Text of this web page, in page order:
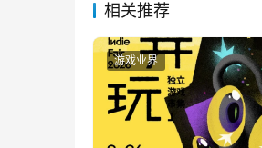
相关推荐
游戏业界